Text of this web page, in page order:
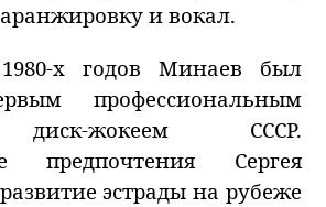
и вокал.
х годов Минаев был
профессиональным
жокеем СССР.
предпочтения Сергея
эстрады на рубеже